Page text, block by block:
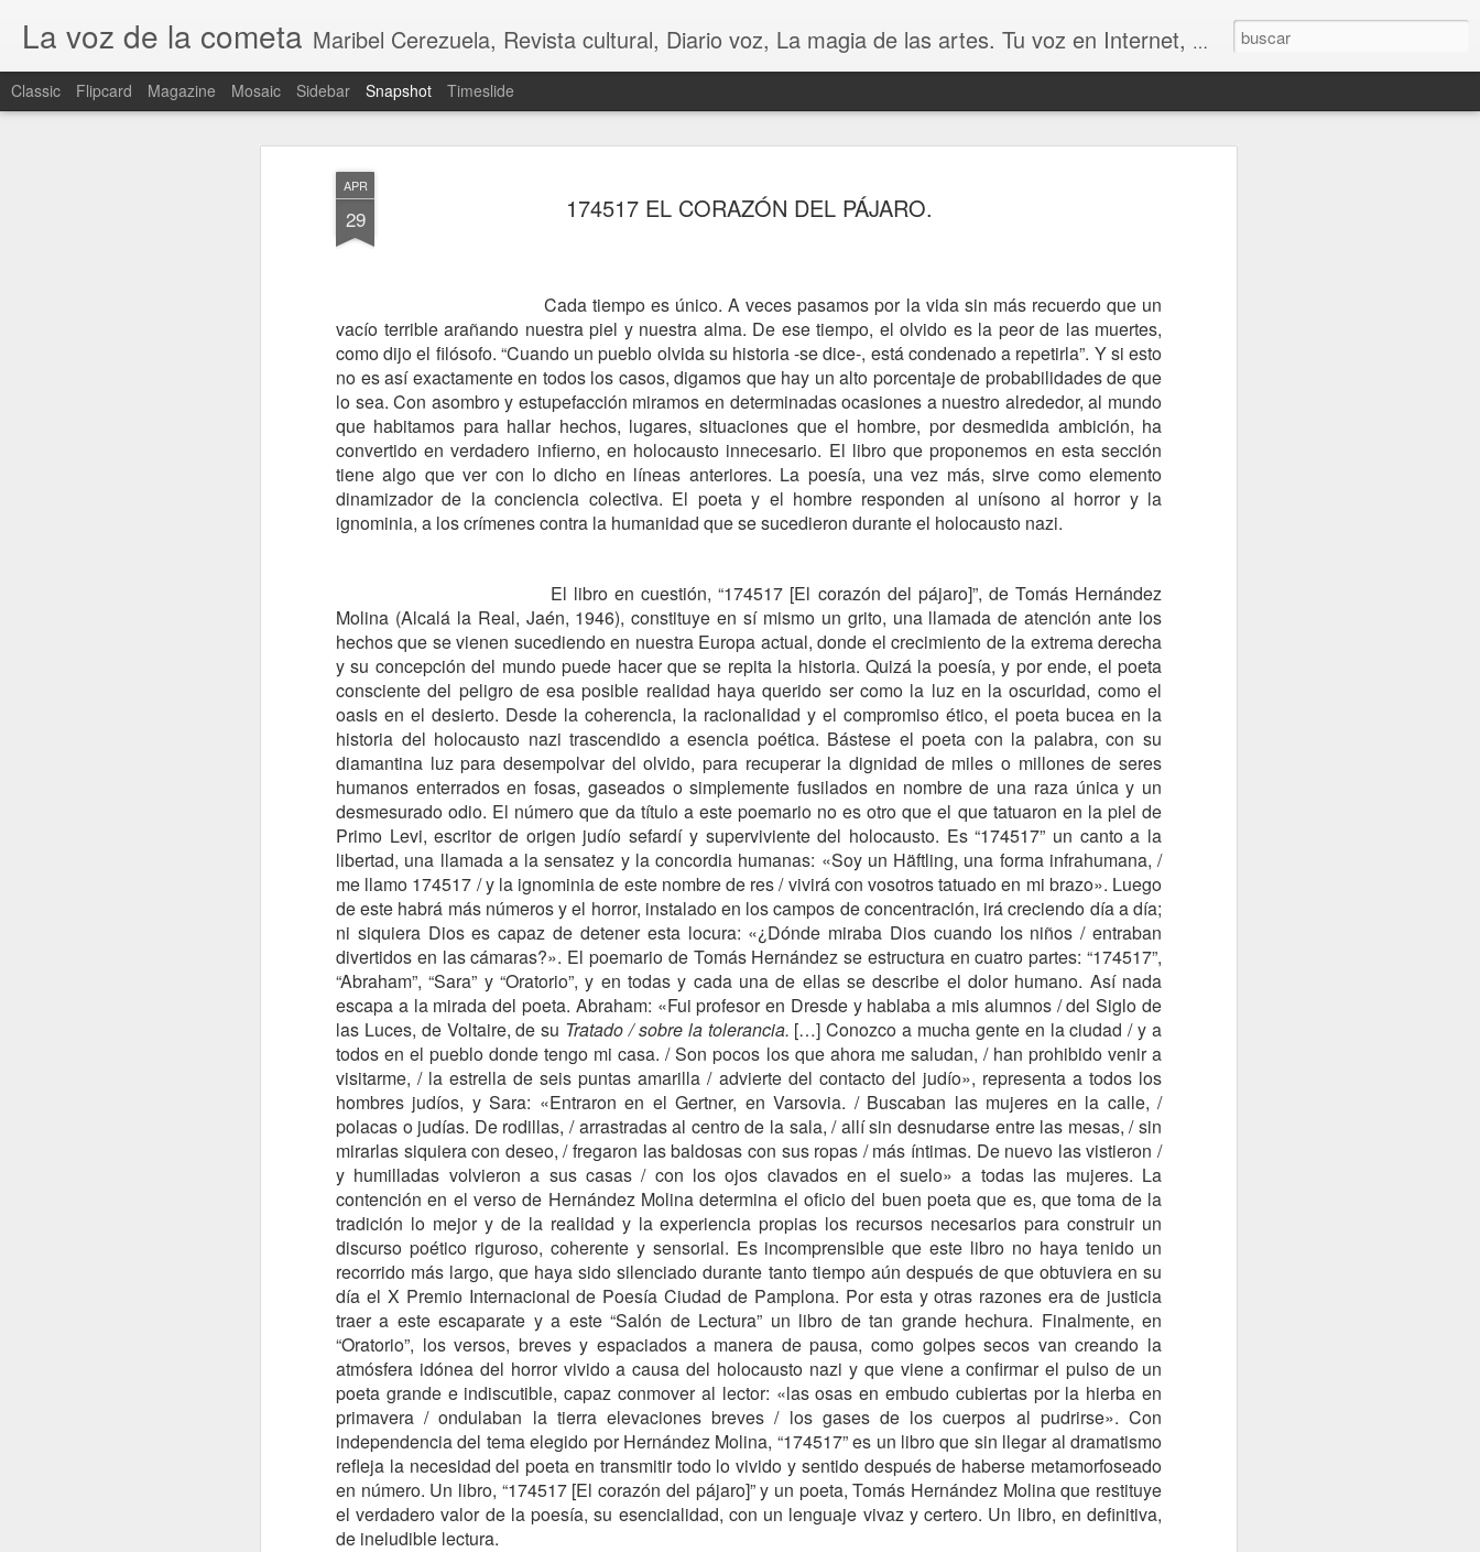
APR
29 174517 EL CORAZÓN DEL PÁJARO.
Cada tiempo es único. A veces pasamos por la vida sin más recuerdo que un
vacío terrible arañando nuestra piel y nuestra alma. De ese tiempo, el olvido es la peor de las muertes,
como dijo el filósofo. “Cuando un pueblo olvida su historia -se dice-, está condenado a repetirla”. Y si esto
no es así exactamente en todos los casos, digamos que hay un alto porcentaje de probabilidades de que
lo sea. Con asombro y estupefacción miramos en determinadas ocasiones a nuestro alrededor, al mundo
que habitamos para hallar hechos, lugares, situaciones que el hombre, por desmedida ambición, ha
convertido en verdadero infierno, en holocausto innecesario. El libro que proponemos en esta sección
tiene algo que ver con lo dicho en líneas anteriores. La poesía, una vez más, sirve como elemento
dinamizador de la conciencia colectiva. El poeta y el hombre responden al unísono al horror y la
ignominia, a los crímenes contra la humanidad que se sucedieron durante el holocausto nazi.
El libro en cuestión, “174517 [El corazón del pájaro]”, de Tomás Hernández
Molina (Alcalá la Real, Jaén, 1946), constituye en sí mismo un grito, una llamada de atención ante los
hechos que se vienen sucediendo en nuestra Europa actual, donde el crecimiento de la extrema derecha
y su concepción del mundo puede hacer que se repita la historia. Quizá la poesía, y por ende, el poeta
consciente del peligro de esa posible realidad haya querido ser como la luz en la oscuridad, como el
oasis en el desierto. Desde la coherencia, la racionalidad y el compromiso ético, el poeta bucea en la
historia del holocausto nazi trascendido a esencia poética. Bástese el poeta con la palabra, con su
diamantina luz para desempolvar del olvido, para recuperar la dignidad de miles o millones de seres
humanos enterrados en fosas, gaseados o simplemente fusilados en nombre de una raza única y un
desmesurado odio. El número que da título a este poemario no es otro que el que tatuaron en la piel de
Primo Levi, escritor de origen judío sefardí y superviviente del holocausto. Es “174517” un canto a la
libertad, una llamada a la sensatez y la concordia humanas: «Soy un Häftling, una forma infrahumana, /
me llamo 174517 / y la ignominia de este nombre de res / vivirá con vosotros tatuado en mi brazo». Luego
de este habrá más números y el horror, instalado en los campos de concentración, irá creciendo día a día;
ni siquiera Dios es capaz de detener esta locura: «¿Dónde miraba Dios cuando los niños / entraban
divertidos en las cámaras?». El poemario de Tomás Hernández se estructura en cuatro partes: “174517”,
“Abraham”, “Sara” y “Oratorio”, y en todas y cada una de ellas se describe el dolor humano. Así nada
escapa a la mirada del poeta. Abraham: «Fui profesor en Dresde y hablaba a mis alumnos / del Siglo de
las Luces, de Voltaire, de su Tratado / sobre la tolerancia. […] Conozco a mucha gente en la ciudad / y a
todos en el pueblo donde tengo mi casa. / Son pocos los que ahora me saludan, / han prohibido venir a
visitarme, / la estrella de seis puntas amarilla / advierte del contacto del judío», representa a todos los
hombres judíos, y Sara: «Entraron en el Gertner, en Varsovia. / Buscaban las mujeres en la calle, /
polacas o judías. De rodillas, / arrastradas al centro de la sala, / allí sin desnudarse entre las mesas, / sin
mirarlas siquiera con deseo, / fregaron las baldosas con sus ropas / más íntimas. De nuevo las vistieron /
y humilladas volvieron a sus casas / con los ojos clavados en el suelo» a todas las mujeres. La
contención en el verso de Hernández Molina determina el oficio del buen poeta que es, que toma de la
tradición lo mejor y de la realidad y la experiencia propias los recursos necesarios para construir un
discurso poético riguroso, coherente y sensorial. Es incomprensible que este libro no haya tenido un
recorrido más largo, que haya sido silenciado durante tanto tiempo aún después de que obtuviera en su
día el X Premio Internacional de Poesía Ciudad de Pamplona. Por esta y otras razones era de justicia
traer a este escaparate y a este “Salón de Lectura” un libro de tan grande hechura. Finalmente, en
“Oratorio”, los versos, breves y espaciados a manera de pausa, como golpes secos van creando la
atmósfera idónea del horror vivido a causa del holocausto nazi y que viene a confirmar el pulso de un
poeta grande e indiscutible, capaz conmover al lector: «las osas en embudo cubiertas por la hierba en
primavera / ondulaban la tierra elevaciones breves / los gases de los cuerpos al pudrirse». Con
independencia del tema elegido por Hernández Molina, “174517” es un libro que sin llegar al dramatismo
refleja la necesidad del poeta en transmitir todo lo vivido y sentido después de haberse metamorfoseado
en número. Un libro, “174517 [El corazón del pájaro]” y un poeta, Tomás Hernández Molina que restituye
el verdadero valor de la poesía, su esencialidad, con un lenguaje vivaz y certero. Un libro, en definitiva,
de ineludible lectura.
La voz de la cometa Maribel Cerezuela, Revista cultural, Diario voz, La magia de las artes. Tu voz en Internet, Cultura, Literatura, Revista, Fotografías, Audio, Entrevistas, Arte, Ajedrez, Lecturas
Classic Flipcard Magazine Mosaic Sidebar Snapshot Timeslide
CHINA CONTRA LA FUSIÓN UN MERECIDO TROFEO
¿QUIÉN GANA Y QUIÉN PIERDE CON LAS GUERRAS?LA AGONÍA DE LOS IMPERIOS ¿REGULARIZACIONES? COMPRENDER NUESTRO MUNDO TRAS EL G7. ¿CUÁL SERÁ EL FUTURO?
UN FINAL CONFUSO CAUSAS DE LA DECADENCIA PASO A PASO VAMOS A LA GUERRAUN DESPERTAR AMARGO
EL DECLIVE ES REALIDAD EL PETRÓLEO EL MEDIO ORIENTE JUAN CASTILLA